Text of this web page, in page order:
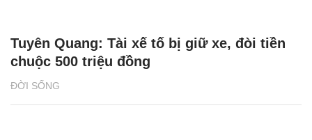
ĐỜI SỐNG
Tuyên Quang: Tài xế tố bị giữ xe, đòi tiền
chuộc 500 triệu đồng